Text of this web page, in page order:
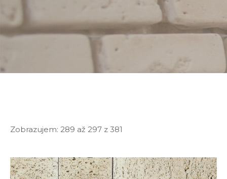
Zobrazujem: 289 až 297 z 381